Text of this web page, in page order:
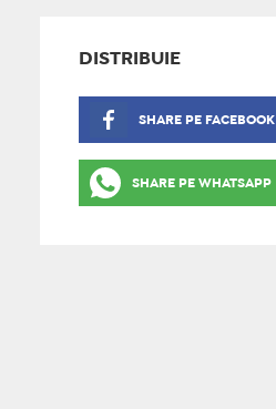
DISTRIBUIE
SHARE PE FACEBOOK
SHARE PE WHATSAPP